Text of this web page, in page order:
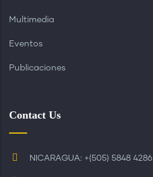
Multimedia
Eventos
Publicaciones
Contact Us
NICARAGUA: +(505) 5848 4286